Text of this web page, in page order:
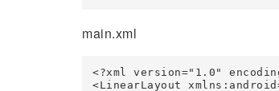
main.xml
<?xml version="1.0"
<LinearLayout